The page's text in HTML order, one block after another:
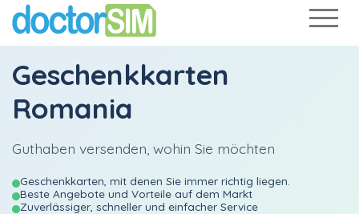
Geschenkkarten
Romania
Guthaben versenden, wohin Sie möchten
Geschenkkarten, mit denen Sie immer richtig liegen.
Beste Angebote und Vorteile auf dem Markt
Zuverlässiger, schneller und einfacher Service